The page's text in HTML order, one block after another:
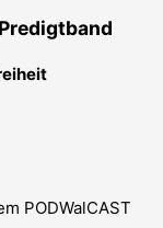
PODWalCAST